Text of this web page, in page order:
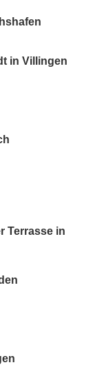
in Villingen
Terrasse in